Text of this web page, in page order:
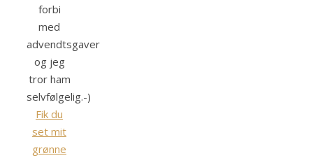
forbi
med
advendtsgaver
og jeg
tror ham
selvfølgelig.-)
Fik du
set mit
grønne